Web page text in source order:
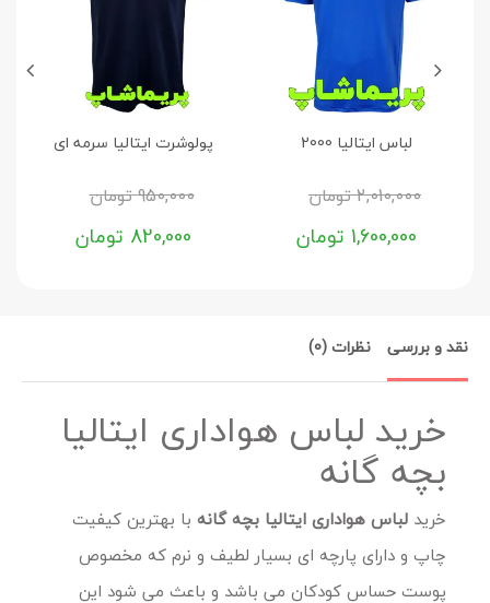
لباس ایتالیا 2000
2,010,000تومان
1,600,000 تومان
پولوشرت ایتالیا سرمه ای
950,000تومان
820,000 تومان
نقد و بررسی نظرات (0)
خرید لباس هواداری ایتالیا
بچه گانه
خرید لباس هواداری ایتالیا بچه گانه با بهترین کیفیت
چاپ و دارای پارچه ای بسیار لطیف و نرم که مخصوص
پوست حساس کودکان می باشد و باعث می شود این